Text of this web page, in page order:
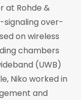
at Rohde &
signaling over-
on wireless
chambers
(UWB)
Niko worked in
and